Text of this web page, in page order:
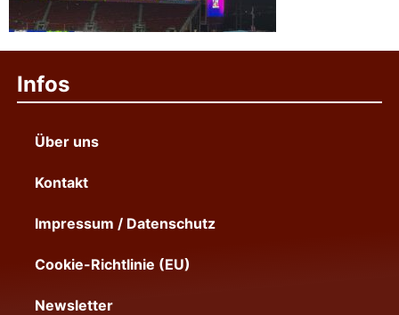
Infos
Über uns
Kontakt
Impressum / Datenschutz
Cookie-Richtlinie (EU)
Newsletter